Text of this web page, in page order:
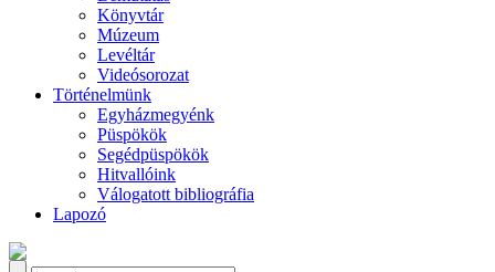
Könyvtár
Múzeum
Levéltár
Videósorozat
Történelmünk
Egyházmegyénk
Püspökök
Segédpüspökök
Hitvallóink
Válogatott bibliográfia
Lapozó